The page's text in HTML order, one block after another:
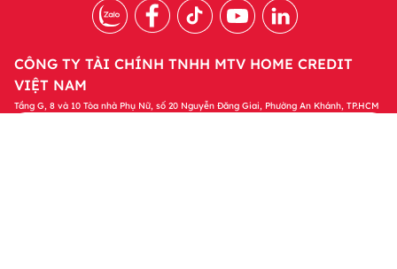
CÔNG TY TÀI CHÍNH TNHH MTV HOME CREDIT
VIỆT NAM
Tầng G, 8 và 10 Tòa nhà Phụ Nữ, số 20 Nguyễn Đăng Giai, Phường An Khánh, TP.HCM